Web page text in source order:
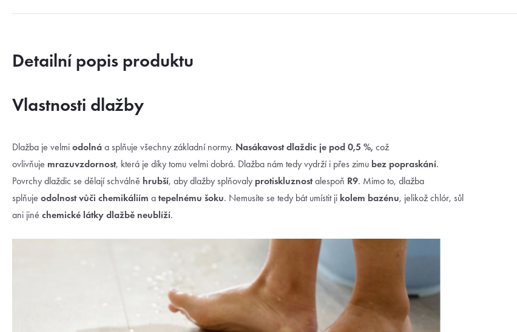
Detailní popis produktu
Vlastnosti dlažby
Dlažba je velmi odolná a splňuje všechny základní normy. Nasákavost dlaždic je pod 0,5 %, což
ovlivňuje mrazuvzdornost, která je díky tomu velmi dobrá. Dlažba nám tedy vydrží i přes zimu bez popraskání.
Povrchy dlaždic se dělají schválně hrubší, aby dlažby splňovaly protiskluznostalespoň R9. Mimo to, dlažba
splňuje odolnost vůči chemikáliím a tepelnému šoku. Nemusíte se tedy bát umístit ji kolem bazénu, jelikož chlór, sůl
ani jiné chemické látky dlažbě neublíží.